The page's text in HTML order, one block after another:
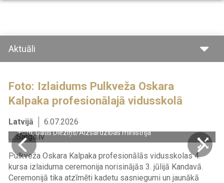
Pārlekt
saturu
Aktuāli
Foto: Izlaidums Pulkveža Oskara
Kalpaka profesionālajā vidusskolā
Latvijā 6.07.2026
Foto: Gatis Dieziņš/Aizsardzības ministrija
Pulkveža Oskara Kalpaka profesionālās vidusskolas 4.
kursa izlaiduma ceremonija norisinājās 3. jūlijā Kandavā.
Ceremonijā tika atzīmēti kadetu sasniegumi un jaunākā